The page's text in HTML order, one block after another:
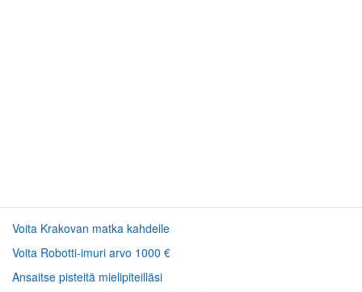
Voita Krakovan matka kahdelle
Voita Robotti-imuri arvo 1000 €
Ansaitse pisteitä mielipiteilläsi